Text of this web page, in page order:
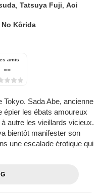
,Tatsuya Fuji ,Aoi
No Kôrida
amis
--
Tokyo. Sada Abe, ancienne
épier les ébats amoureux
autre les vieillards vicieux.
bientôt manifester son
une escalade érotique qui